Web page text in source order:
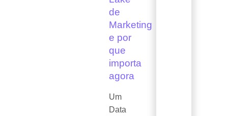
de
Marketing
e por
que
importa
agora
Um
Data